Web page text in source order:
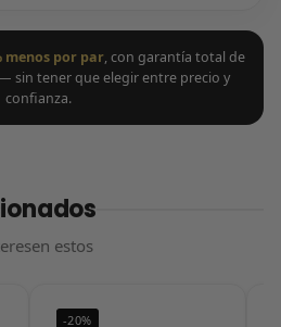
menos por par, con garantía total de
sin tener que elegir entre precio y
confianza.
estos
-20%